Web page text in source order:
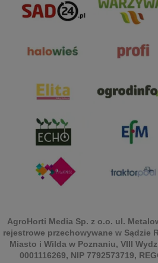
AgroHorti Media Sp. z o.o. ul.
rejestrowe przechowywane w Sądzie
Miasto i Wilda w Poznaniu, VIII
0001116269, NIP 7792573719,